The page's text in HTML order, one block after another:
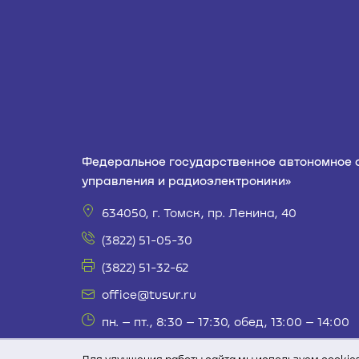
Федеральное государственное автономное
управления и радиоэлектроники»
634050, г. Томск, пр. Ленина, 40
(3822) 51-05-30
(3822) 51-32-62
office@tusur.ru
пн. – пт., 8:30 – 17:30, обед, 13:00 – 14:00